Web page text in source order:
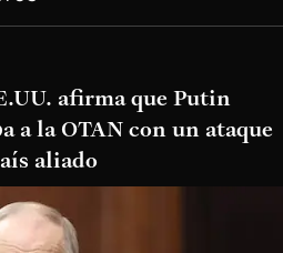
afirma que Putin
a la OTAN con un ataque
aliado